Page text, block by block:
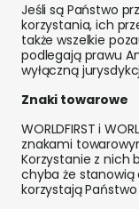
Jeśli są Państwo
korzystania, ich
także wszelkie
podlegają prawu
wyłączną
Znaki towarowe
WORLDFIRST i
znakami
Korzystanie z nich
chyba że stanowią
korzystają